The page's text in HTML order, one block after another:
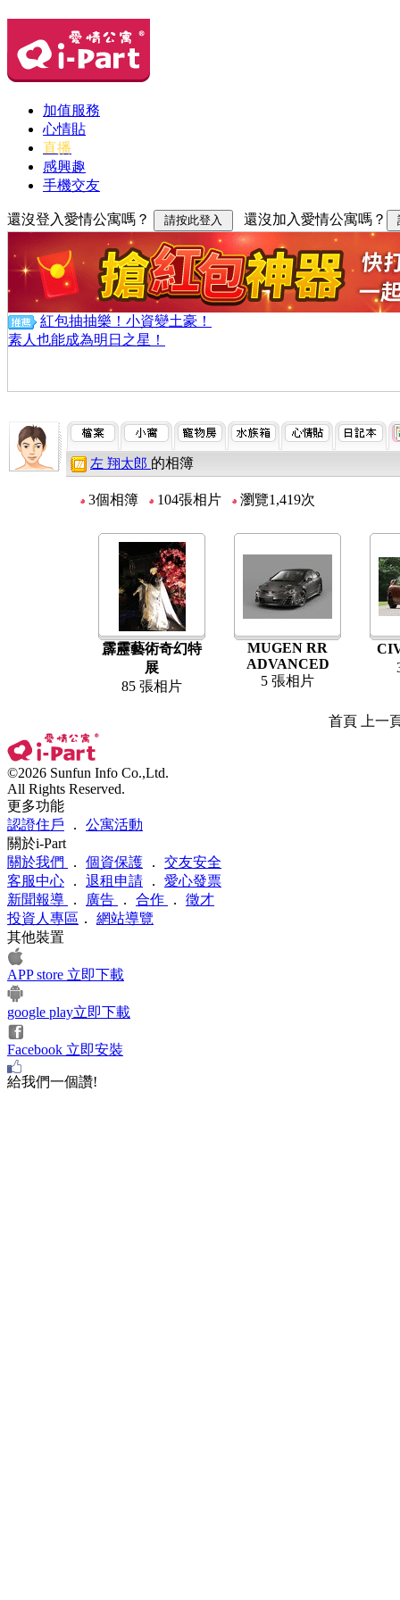
加值服務
心情貼
直播
感興趣
手機交友
還沒登入愛情公寓嗎？ 還沒加入愛情公寓嗎？
紅包抽抽樂！小資變土豪！
素人也能成為明日之星！
左 翔太郎 的相簿
3個相簿 104張相片 瀏覽1,419次
霹靂藝術奇幻特
展
85 張相片
MUGEN RR
ADVANCED
5 張相片
首頁 上一
©2026 Sunfun Info Co.,Ltd.
All Rights Reserved.
更多功能
認證住戶 ． 公寓活動
關於i-Part
關於我們
． 個資保護 ． 交友安全
客服中心 ． 退租申請 ． 愛心發票
新聞報導
． 廣告 ． 合作 ． 徵才
投資人專區 ． 網站導覽
其他裝置
APP store 立即下載
google play立即下載
Facebook 立即安裝
給我們一個讚!